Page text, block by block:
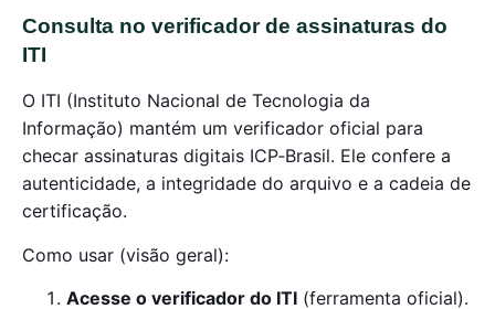
Consulta no verificador de assinaturas do
ITI
O ITI (Instituto Nacional de Tecnologia da
Informação) mantém um verificador oficial para
checar assinaturas digitais ICP‑Brasil. Ele confere a
autenticidade, a integridade do arquivo e a cadeia de
certificação.
Como usar (visão geral):
Acesse o verificador do ITI (ferramenta oficial).